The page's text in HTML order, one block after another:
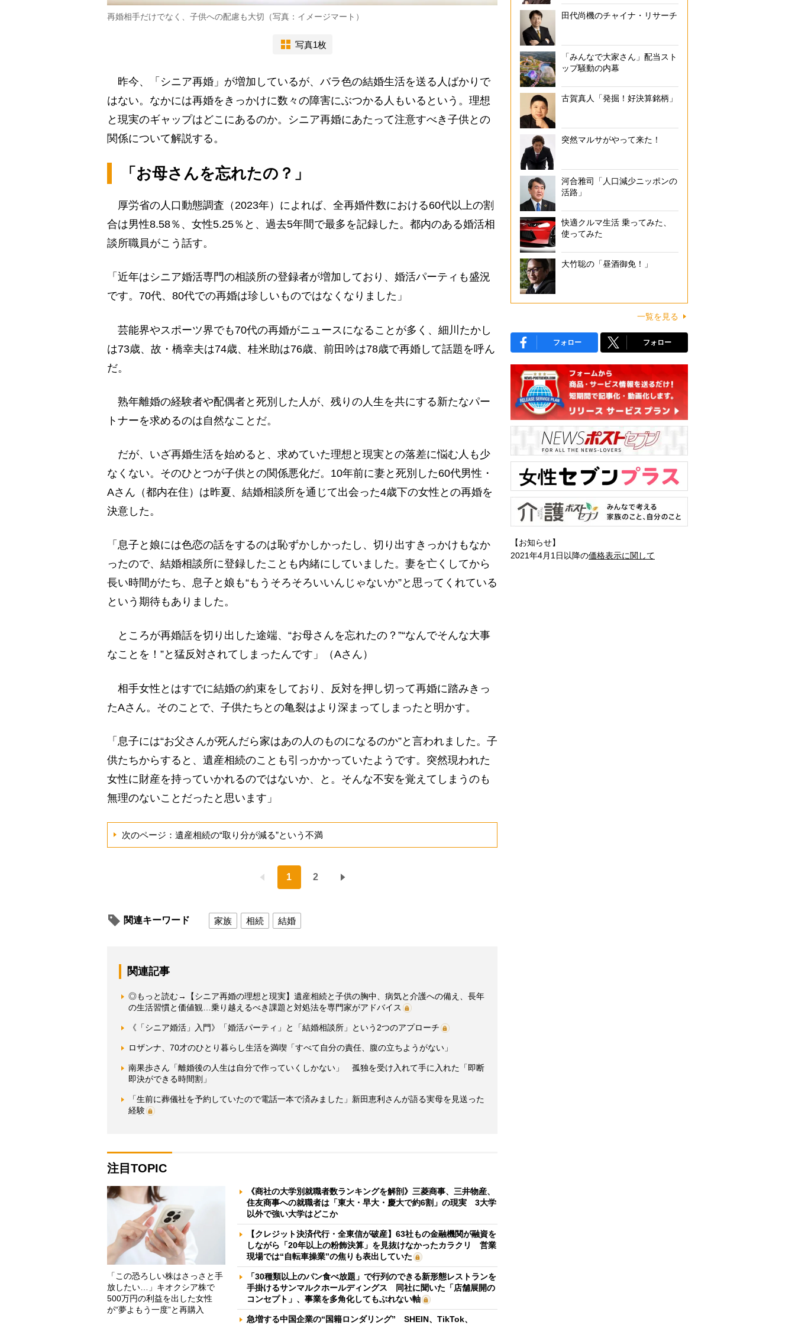
再婚相手だけでなく、子供への配慮も大切（写真：イメージマート）
写真1枚
昨今、「シニア再婚」が増加しているが、バラ色の結婚生活を送る人ばかりで
はない。なかには再婚をきっかけに数々の障害にぶつかる人もいるという。理想
と現実のギャップはどこにあるのか。シニア再婚にあたって注意すべき子供との
関係について解説する。
「お母さんを忘れたの？」
厚労省の人口動態調査（2023年）によれば、全再婚件数における60代以上の割
合は男性8.58％、女性5.25％と、過去5年間で最多を記録した。都内のある婚活相
談所職員がこう話す。
「近年はシニア婚活専門の相談所の登録者が増加しており、婚活パーティも盛況
です。70代、80代での再婚は珍しいものではなくなりました」
芸能界やスポーツ界でも70代の再婚がニュースになることが多く、細川たかし
は73歳、故・橋幸夫は74歳、桂米助は76歳、前田吟は78歳で再婚して話題を呼ん
だ。
熟年離婚の経験者や配偶者と死別した人が、残りの人生を共にする新たなパー
トナーを求めるのは自然なことだ。
だが、いざ再婚生活を始めると、求めていた理想と現実との落差に悩む人も少
なくない。そのひとつが子供との関係悪化だ。10年前に妻と死別した60代男性・
Aさん（都内在住）は昨夏、結婚相談所を通じて出会った4歳下の女性との再婚を
決意した。
「息子と娘には色恋の話をするのは恥ずかしかったし、切り出すきっかけもなか
ったので、結婚相談所に登録したことも内緒にしていました。妻を亡くしてから
長い時間がたち、息子と娘も“もうそろそろいいんじゃないか”と思ってくれている
という期待もありました。
ところが再婚話を切り出した途端、“お母さんを忘れたの？”“なんでそんな大事
なことを！”と猛反対されてしまったんです」（Aさん）
相手女性とはすでに結婚の約束をしており、反対を押し切って再婚に踏みきっ
たAさん。そのことで、子供たちとの亀裂はより深まってしまったと明かす。
「息子には“お父さんが死んだら家はあの人のものになるのか”と言われました。子
供たちからすると、遺産相続のことも引っかかっていたようです。突然現われた
女性に財産を持っていかれるのではないか、と。そんな不安を覚えてしまうのも
無理のないことだったと思います」
次のページ：遺産相続の“取り分が減る”という不満
1 2
関連キーワード 家族 相続 結婚
関連記事
◎もっと読む→【シニア再婚の理想と現実】遺産相続と子供の胸中、病気と介護への備え、長年
の生活習慣と価値観…乗り越えるべき課題と対処法を専門家がアドバイス
《「シニア婚活」入門》「婚活パーティ」と「結婚相談所」という2つのアプローチ
ロザンナ、70才のひとり暮らし生活を満喫「すべて自分の責任、腹の立ちようがない」
南果歩さん「離婚後の人生は自分で作っていくしかない」 孤独を受け入れて手に入れた「即断
即決ができる時間割」
「生前に葬儀社を予約していたので電話一本で済みました」新田恵利さんが語る実母を見送った
経験
注目TOPIC
「この恐ろしい株はさっさと手
放したい…」キオクシア株で
500万円の利益を出した女性
が“夢よもう一度”と再購入
《商社の大学別就職者数ランキングを解剖》三菱商事、三井物産、
住友商事への就職者は「東大・早大・慶大で約6割」の現実 3大学
以外で強い大学はどこか
【クレジット決済代行・全東信が破産】63社もの金融機関が融資を
しながら「20年以上の粉飾決算」を見抜けなかったカラクリ 営業
現場では“自転車操業”の焦りも表出していた
「30種類以上のパン食べ放題」で行列のできる新形態レストランを
手掛けるサンマルクホールディングス 同社に聞いた「店舗展開の
コンセプト」、事業を多角化してもぶれない軸
急増する中国企業の“国籍ロンダリング” SHEIN、TikTok、
田代尚機のチャイナ・リサーチ
「みんなで大家さん」配当スト
ップ騒動の内幕
古賀真人「発掘！好決算銘柄」
突然マルサがやって来た！
河合雅司「人口減少ニッポンの
活路」
快適クルマ生活 乗ってみた、
使ってみた
大竹聡の「昼酒御免！」
一覧を見る
フォロー フォロー
【お知らせ】
2021年4月1日以降の価格表示に関して